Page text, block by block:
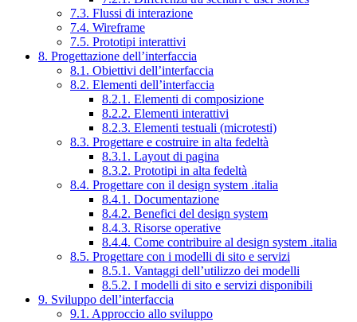
7.3. Flussi di interazione
7.4. Wireframe
7.5. Prototipi interattivi
8. Progettazione dell’interfaccia
8.1. Obiettivi dell’interfaccia
8.2. Elementi dell’interfaccia
8.2.1. Elementi di composizione
8.2.2. Elementi interattivi
8.2.3. Elementi testuali (microtesti)
8.3. Progettare e costruire in alta fedeltà
8.3.1. Layout di pagina
8.3.2. Prototipi in alta fedeltà
8.4. Progettare con il design system .italia
8.4.1. Documentazione
8.4.2. Benefici del design system
8.4.3. Risorse operative
8.4.4. Come contribuire al design system .italia
8.5. Progettare con i modelli di sito e servizi
8.5.1. Vantaggi dell’utilizzo dei modelli
8.5.2. I modelli di sito e servizi disponibili
9. Sviluppo dell’interfaccia
9.1. Approccio allo sviluppo